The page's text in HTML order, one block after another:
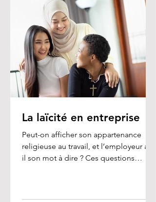
La laïcité en entreprise
Peut-on afficher son appartenance
religieuse au travail, et l’employeur a-t-
il son mot à dire ? Ces questions